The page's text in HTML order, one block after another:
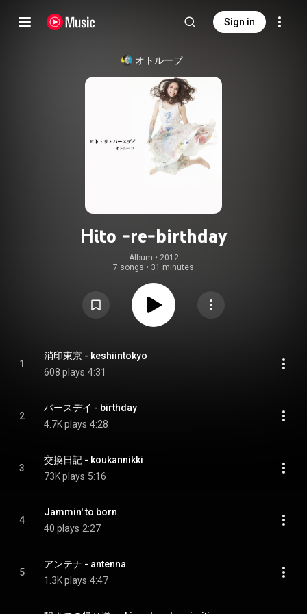
Sign in
オトループ
Hito -re-birthday
Album • 2012
7 songs • 31 minutes
1
消印東京 - keshiintokyo
608 plays 4:31
2
バースデイ - birthday
4.7K plays 4:28
3
交換日記 - koukannikki
73K plays 5:16
4
Jammin' to born
40 plays 2:27
5
アンテナ - antenna
1.3K plays 4:47